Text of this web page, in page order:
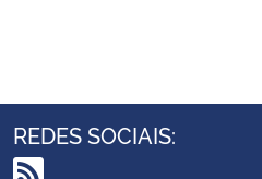
REDES SOCIAIS: